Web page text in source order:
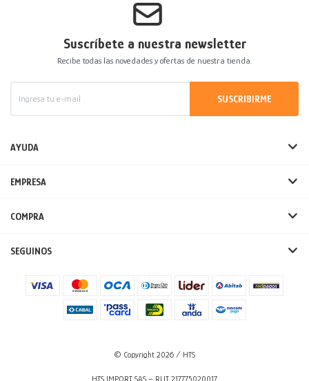
Suscríbete a nuestra newsletter
Recibe todas las novedades y ofertas de nuestra tienda.
SUSCRIBIRME
AYUDA
EMPRESA
COMPRA
SEGUINOS
© Copyright 2026 / HTS
HTS IMPORT SAS – RUT 217775020017